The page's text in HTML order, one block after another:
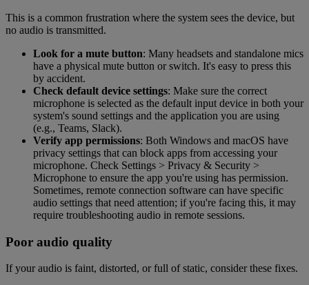
This is a common frustration where the system sees the device, but
no audio is transmitted.
Look for a mute button: Many headsets and standalone mics
have a physical mute button or switch. It's easy to press this
by accident.
Check default device settings: Make sure the correct
microphone is selected as the default input device in both your
system's sound settings and the application you are using
(e.g., Teams, Slack).
Verify app permissions: Both Windows and macOS have
privacy settings that can block apps from accessing your
microphone. Check Settings > Privacy & Security >
Microphone to ensure the app you're using has permission.
Sometimes, remote connection software can have specific
audio settings that need attention; if you're facing this, it may
require troubleshooting audio in remote sessions.
Poor audio quality
If your audio is faint, distorted, or full of static, consider these fixes.